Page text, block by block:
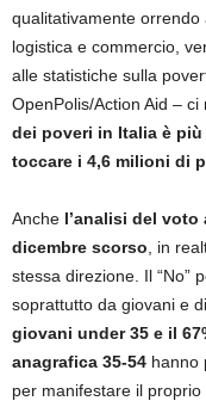
qualitativamente
logistica e commercio,
alle statistiche sulla
OpenPolis/Action Aid –
dei poveri in Italia è
toccare i 4,6 milioni di
Anche l’analisi del
dicembre scorso , in
stessa direzione. Il “No”
soprattutto da giovani e
giovani under 35 e il
anagrafica 35-54 hanno
per manifestare il